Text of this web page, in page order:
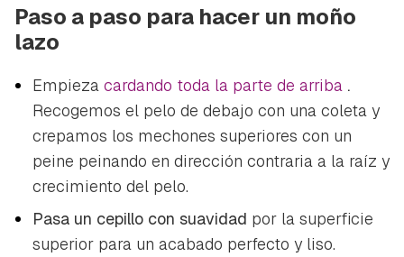
Paso a paso para hacer un moño
lazo
Empieza cardando toda la parte de arriba .
Recogemos el pelo de debajo con una coleta y
crepamos los mechones superiores con un
peine peinando en dirección contraria a la raíz y
crecimiento del pelo.
Pasa un cepillo con suavidad por la superficie
superior para un acabado perfecto y liso.